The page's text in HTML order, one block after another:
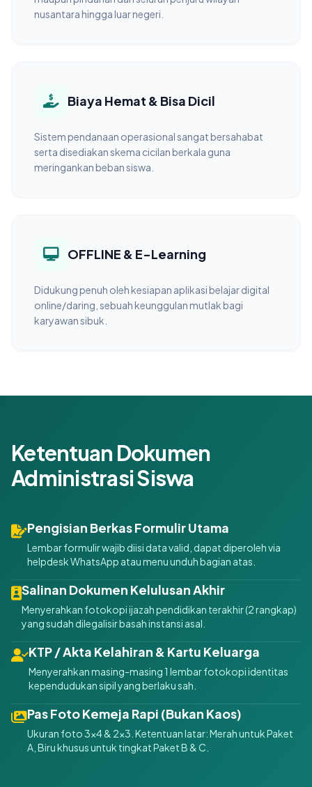
nusantara hingga luar negeri.
Biaya Hemat & Bisa Dicil
Sistem pendanaan operasional sangat bersahabat
serta disediakan skema cicilan berkala guna
meringankan beban siswa.
OFFLINE & E-Learning
Didukung penuh oleh kesiapan aplikasi belajar digital
online/daring, sebuah keunggulan mutlak bagi
karyawan sibuk.
Ketentuan Dokumen
Administrasi Siswa
Pengisian Berkas Formulir Utama
Lembar formulir wajib diisi data valid, dapat diperoleh via
helpdesk WhatsApp atau menu unduh bagian atas.
Salinan Dokumen Kelulusan Akhir
Menyerahkan fotokopi ijazah pendidikan terakhir (2 rangkap)
yang sudah dilegalisir basah instansi asal.
KTP / Akta Kelahiran & Kartu Keluarga
Menyerahkan masing-masing 1 lembar fotokopi identitas
kependudukan sipil yang berlaku sah.
Pas Foto Kemeja Rapi (Bukan Kaos)
Ukuran foto 3x4 & 2x3. Ketentuan latar: Merah untuk Paket
A, Biru khusus untuk tingkat Paket B & C.